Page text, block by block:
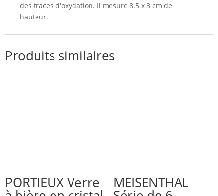
des traces d'oxydation. Il mesure 8.5 x 3 cm de
hauteur.
Produits similaires
PORTIEUX Verre MEISENTHAL